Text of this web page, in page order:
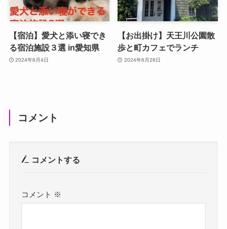
【宿泊】愛犬と添い寝でき
る宿泊施設３選 in愛知県
2024年8月4日
【お出掛け】天王川公園散
歩と町カフェでランチ
2024年6月28日
コメント
コメントする
コメント ※